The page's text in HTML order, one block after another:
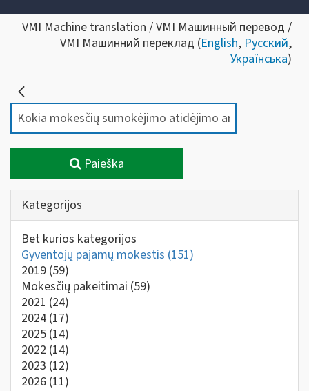
VMI Machine translation / VMI Машинный перевод /
VMI Машинний переклад (English, Русский,
Українська)
Paieška
Kategorijos
Bet kurios kategorijos
Gyventojų pajamų mokestis (151)
2019 (59)
Mokesčių pakeitimai (59)
2021 (24)
2024 (17)
2025 (14)
2022 (14)
2023 (12)
2026 (11)